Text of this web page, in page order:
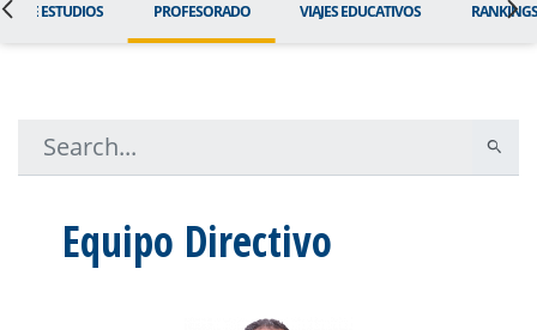
DE ESTUDIOS PROFESORADO VIAJES EDUCATIVOS RANKINGS
Equipo Directivo